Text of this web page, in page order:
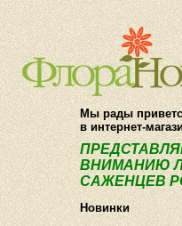
Мы рады
в интернет-
ВНИМАНИЮ
САЖЕНЦЕВ
Новинки